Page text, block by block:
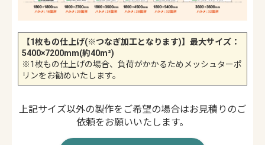
【1枚もの仕上げ(※つなぎ加工となります)】最大サイズ：
5400×7200mm(約40m²)
※1枚もの仕上げの場合、負荷がかかるためメッシュターポ
リンをお勧めいたします。
上記サイズ以外の製作をご希望の場合はお見積りのご
依頼をお願いいたします。